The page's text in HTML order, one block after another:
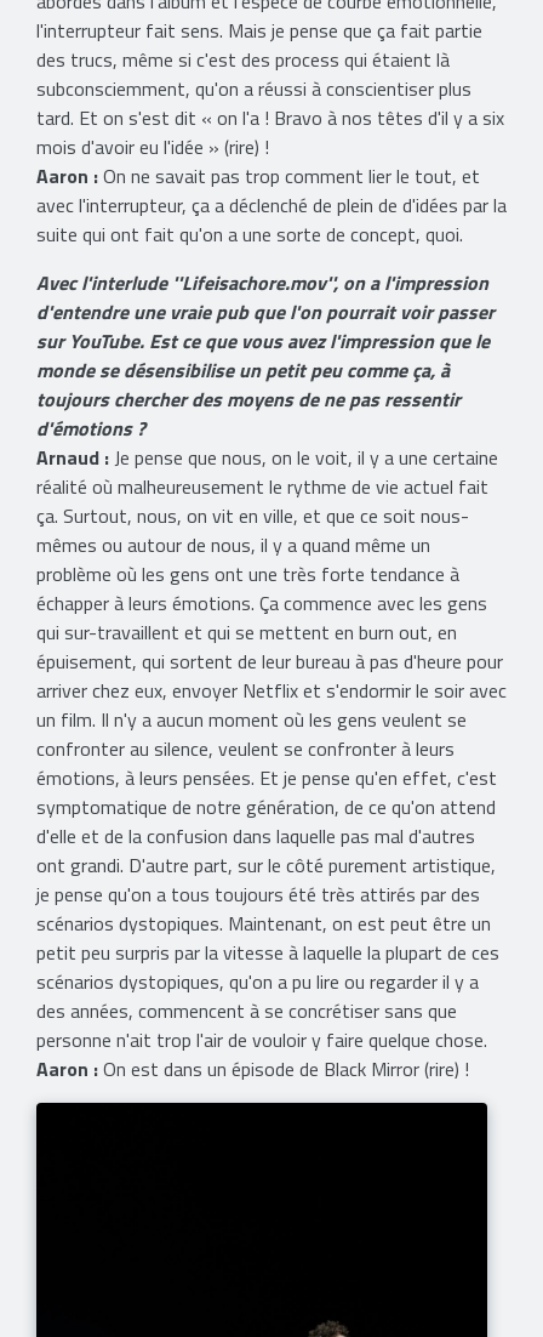
l'interrupteur fait sens. Mais je pense que ça fait partie
des trucs, même si c'est des process qui étaient là
subconsciemment, qu'on a réussi à conscientiser plus
tard. Et on s'est dit « on l'a ! Bravo à nos têtes d'il y a six
mois d'avoir eu l'idée » (rire) !
Aaron :On ne savait pas trop comment lier le tout, et
avec l'interrupteur, ça a déclenché de plein de d'idées par la
suite qui ont fait qu'on a une sorte de concept, quoi.
Avec l'interlude ''Lifeisachore.mov'', on a l'impression
d'entendre une vraie pub que l'on pourrait voir passer
sur YouTube. Est ce que vous avez l'impression que le
monde se désensibilise un petit peu comme ça, à
toujours chercher des moyens de ne pas ressentir
d'émotions ?
Arnaud :Je pense que nous, on le voit, il y a une certaine
réalité où malheureusement le rythme de vie actuel fait
ça. Surtout, nous, on vit en ville, et que ce soit nous-
mêmes ou autour de nous, il y a quand même un
problème où les gens ont une très forte tendance à
échapper à leurs émotions. Ça commence avec les gens
qui sur-travaillent et qui se mettent en burn out, en
épuisement, qui sortent de leur bureau à pas d'heure pour
arriver chez eux, envoyer Netflix et s'endormir le soir avec
un film. Il n'y a aucun moment où les gens veulent se
confronter au silence, veulent se confronter à leurs
émotions, à leurs pensées. Et je pense qu'en effet, c'est
symptomatique de notre génération, de ce qu'on attend
d'elle et de la confusion dans laquelle pas mal d'autres
ont grandi. D'autre part, sur le côté purement artistique,
je pense qu'on a tous toujours été très attirés par des
scénarios dystopiques. Maintenant, on est peut être un
petit peu surpris par la vitesse à laquelle la plupart de ces
scénarios dystopiques, qu'on a pu lire ou regarder il y a
des années, commencent à se concrétiser sans que
personne n'ait trop l'air de vouloir y faire quelque chose.
Aaron :On est dans un épisode de Black Mirror (rire) !